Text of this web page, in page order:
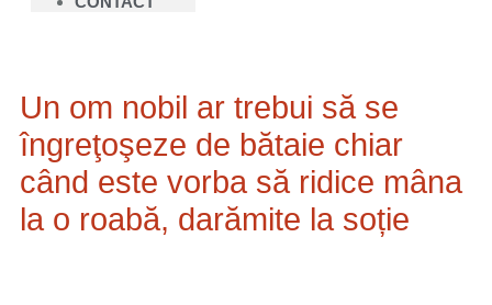
Un om nobil ar trebui să se
îngreţoşeze de bătaie chiar
când este vorba să ridice mâna
la o roabă, darămite la soție